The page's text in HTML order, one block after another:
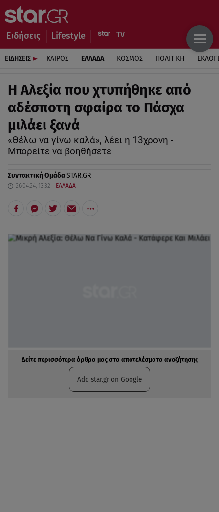
Ειδήσεις Lifestyle
ΕΙΔΗΣΕΙΣ ΚΑΙΡΟΣ ΕΛΛΑΔΑ ΚΟΣΜΟΣ ΠΟΛΙΤΙΚΗ
Η Αλεξία που χτυπήθηκε από
αδέσποτη σφαίρα το Πάσχα
μιλάει ξανά
«Θέλω να γίνω καλά», λέει η 13χρονη -
Μπορείτε να βοηθήσετε
Συντακτική ΟμάδαSTAR.GR
26.04.24, 13:32 ΕΛΛΑΔΑ
Δείτε περισσότερα άρθρα μας στα αποτελέσματα αναζήτησης
Add star.gr on Google